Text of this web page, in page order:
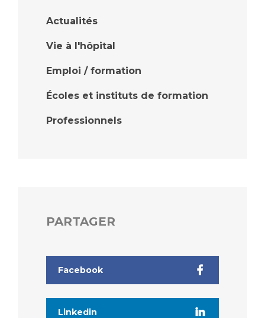
Nos indicateurs qualité et de sécurité des soins
Actualités
Vie à l'hôpital
Emploi / formation
Écoles et instituts de formation
Professionnels
PARTAGER
Facebook
Linkedin